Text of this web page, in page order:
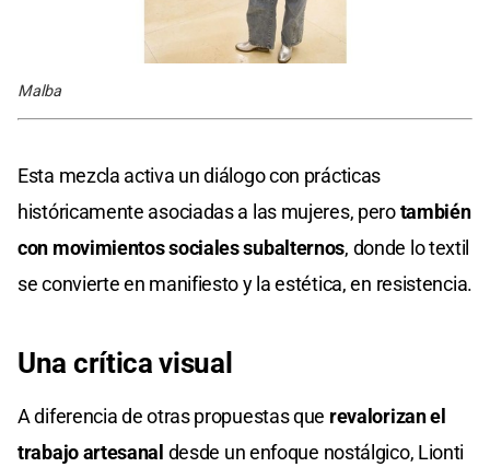
Malba
Esta mezcla activa un diálogo con prácticas
históricamente asociadas a las mujeres, perotambién
con movimientos sociales subalternos, donde lo textil
se convierte en manifiesto y la estética, en resistencia.
Una crítica visual
A diferencia de otras propuestas que revalorizan el
trabajo artesanal desde un enfoque nostálgico, Lionti